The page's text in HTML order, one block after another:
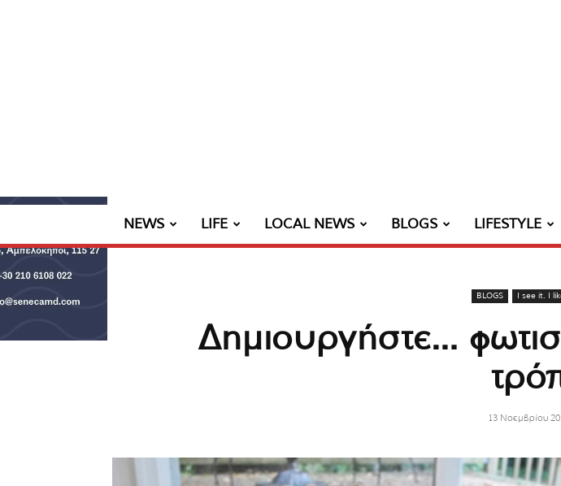
NEWS LIFE LOCAL NEWS BLOGS LIFESTYLE
BLOGS I see it. I
Δημιουργήστε…
13 Νοεμβρίου